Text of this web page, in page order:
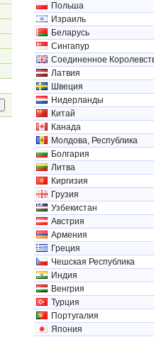
Польша
Израиль
Беларусь
Сингапур
Соединенное
Латвия
Швеция
Нидерланды
Китай
Канада
Молдова, Республика
Болгария
Литва
Киргизия
Грузия
Узбекистан
Австрия
Армения
Греция
Чешская Республика
Индия
Венгрия
Турция
Португалия
Япония